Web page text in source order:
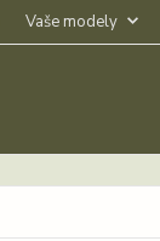
Vaše modely